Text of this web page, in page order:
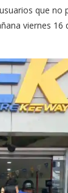
que no
viernes 16